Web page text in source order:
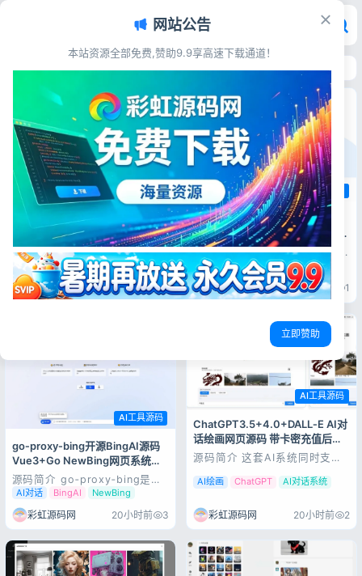
首页>源码资源>AI工具源码
AI工具源码
AI工具源码
ChatGPT商业版免授权源码 AI问
答+智能绘画系统 集成用户付费充
值整套运营源码
源码简介 这套为商用优化的
ChatGPT免授权AI系统，无需
繁琐授权激活，部署即可直接使
用，整合智能问答对话与AI绘画
生成两大主流变现模块，适配
PC网页、移动端H5访问，满足
个人与小型团队商业化运营需
求。 AI问答模块支持
免授权源码 AI绘画 AI问答
彩虹源码网 20小时前 5
AI工具源码
超级AI大脑开源AI工具箱网站源
码 SpringBoot后端 支持AI聊天AI
绘画多模型对接
源码简介 超级AI大脑一站式AI
工具箱开源项目，后端基于
SpringBoot开发，前端适配
WEB网页与H5移动端。集成AI
智能聊天机器人、AI文生图绘画
Kimi、文心一言、通义千问、
Stable‑Diffusio...
AI聊天 AI绘画 WEB源码
彩虹源码网 20小时前 1
AI工具源码
go‑proxy‑bing开源BingAI源码
Vue3+Go NewBing网页系统无
需登录直接对话
源码简介 go‑proxy‑bing是基
于微软New Bing开发的开源AI
代理网页系统，后端Go语言、
前端Vue3开发，复刻原版
BingAI交互UI 。用户无需登录
支持流式输出、导入ChatGPT
提示词库，支持...
AI对话 BingAI NewBing
彩虹源码网 20小时前 3
AI工具源码
ChatGPT3.5+4.0+DALL‑E AI对
话绘画网页源码 带卡密充值后台
附安装教程
源码简介 这套AI系统同时支持
以及DALL‑E文生图绘画能力，
WEB网页端自适应。实现流式
模板。集成完整卡密系统，后台
可批量生成卡密，用户端支持卡
AI绘画 ChatGPT AI对话系统
彩虹源码网 20小时前 2
网站公告
本站资源全部免费,赞助9.9享高速下载通道！
立即赞助